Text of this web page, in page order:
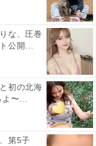
な、圧巻
公開...
初の北海
よ〜...
第5子